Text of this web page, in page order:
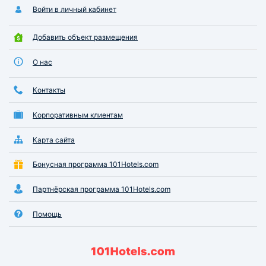
интернет оказалась чрезвычайно
заселения был осуществлен без
малейших осложнений, в
кратчайшие сроки.
Войти в личный кабинет
Добавить объект размещения
О нас
Контакты
Корпоративным клиентам
Карта сайта
Бонусная программа 101Hotels.com
Партнёрская программа 101Hotels.com
Помощь